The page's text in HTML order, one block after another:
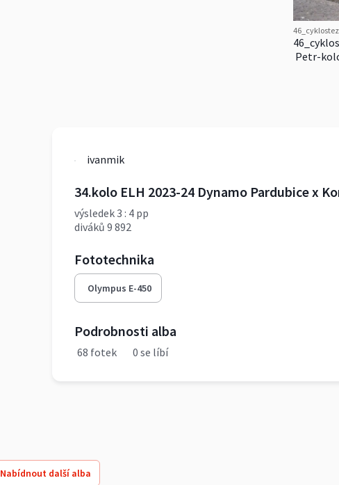
Petr-
ivanmik
34.kolo ELH 2023-24 Dynamo Pardubice x
výsledek 3 : 4 pp
diváků 9 892
Fototechnika
Olympus E-450
Podrobnosti alba
68 fotek 0 se líbí
Nabídnout další alba